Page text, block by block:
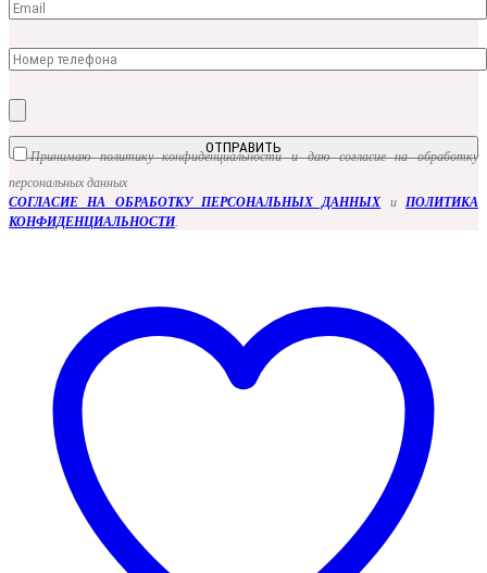
Принимаю политику конфиденциальности и даю согласие на обработку
персональных данных
СОГЛАСИЕ НА ОБРАБОТКУ ПЕРСОНАЛЬНЫХ ДАННЫХ и ПОЛИТИКА
КОНФИДЕНЦИАЛЬНОСТИ.